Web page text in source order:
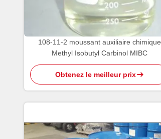
108-11-2 moussant auxiliaire chimique
Methyl Isobutyl Carbinol MIBC
Obtenez le meilleur prix